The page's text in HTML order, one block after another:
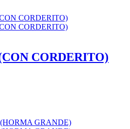
CORDERITO)